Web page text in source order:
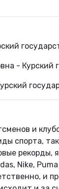
-
и
спорта,
рекорды,
Nike,
и